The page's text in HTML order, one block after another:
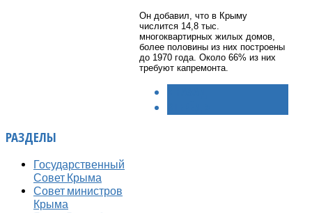
Он добавил, что в Крыму
числится 14,8 тыс.
многоквартирных жилых домов,
более половины из них построены
до 1970 года. Около 66% из них
требуют капремонта.
РАЗДЕЛЫ
Государственный
Совет Крыма
Совет министров
Крыма